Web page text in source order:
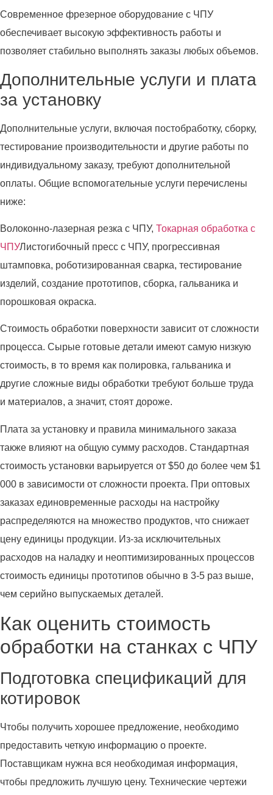
Современное фрезерное оборудование с ЧПУ
обеспечивает высокую эффективность работы и
позволяет стабильно выполнять заказы любых объемов.
Дополнительные услуги и плата
за установку
Дополнительные услуги, включая постобработку, сборку,
тестирование производительности и другие работы по
индивидуальному заказу, требуют дополнительной
оплаты. Общие вспомогательные услуги перечислены
ниже:
Волоконно-лазерная резка с ЧПУ, Токарная обработка с
ЧПУЛистогибочный пресс с ЧПУ, прогрессивная
штамповка, роботизированная сварка, тестирование
изделий, создание прототипов, сборка, гальваника и
порошковая окраска.
Стоимость обработки поверхности зависит от сложности
процесса. Сырые готовые детали имеют самую низкую
стоимость, в то время как полировка, гальваника и
другие сложные виды обработки требуют больше труда
и материалов, а значит, стоят дороже.
Плата за установку и правила минимального заказа
также влияют на общую сумму расходов. Стандартная
стоимость установки варьируется от $50 до более чем $1
000 в зависимости от сложности проекта. При оптовых
заказах единовременные расходы на настройку
распределяются на множество продуктов, что снижает
цену единицы продукции. Из-за исключительных
расходов на наладку и неоптимизированных процессов
стоимость единицы прототипов обычно в 3-5 раз выше,
чем серийно выпускаемых деталей.
Как оценить стоимость
обработки на станках с ЧПУ
Подготовка спецификаций для
котировок
Чтобы получить хорошее предложение, необходимо
предоставить четкую информацию о проекте.
Поставщикам нужна вся необходимая информация,
чтобы предложить лучшую цену. Технические чертежи